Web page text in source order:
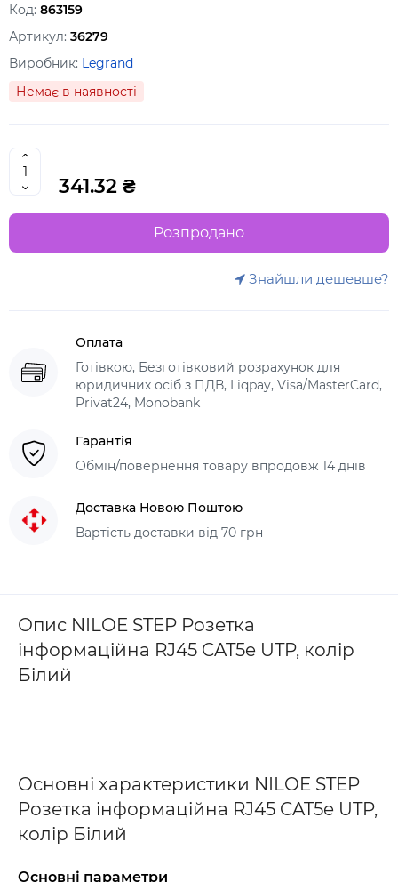
Код: 863159
Артикул: 36279
Виробник: Legrand
Немає в наявності
341.32 ₴
Розпродано
Знайшли дешевше?
Оплата
Готівкою, Безготівковий розрахунок для
юридичних осіб з ПДВ, Liqpay, Visa/MasterCard,
Privat24, Monobank
Гарантія
Обмін/повернення товару впродовж 14 днів
Доставка Новою Поштою
Вартість доставки від 70 грн
Опис NILOE STEP Розетка
інформаційна RJ45 CAT5e UTP, колір
Білий
Основні характеристики NILOE STEP
Розетка інформаційна RJ45 CAT5e UTP,
колір Білий
Основні параметри